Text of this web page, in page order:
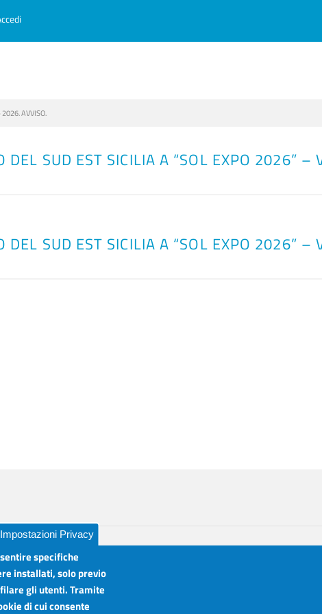
AVVISO.
DEL SUD EST SICILIA A “SOL EXPO 2026” –
DEL SUD EST SICILIA A “SOL EXPO 2026” –
Impostazioni Privacy
specifiche
installati, solo previo
gli utenti. Tramite
di cui consente